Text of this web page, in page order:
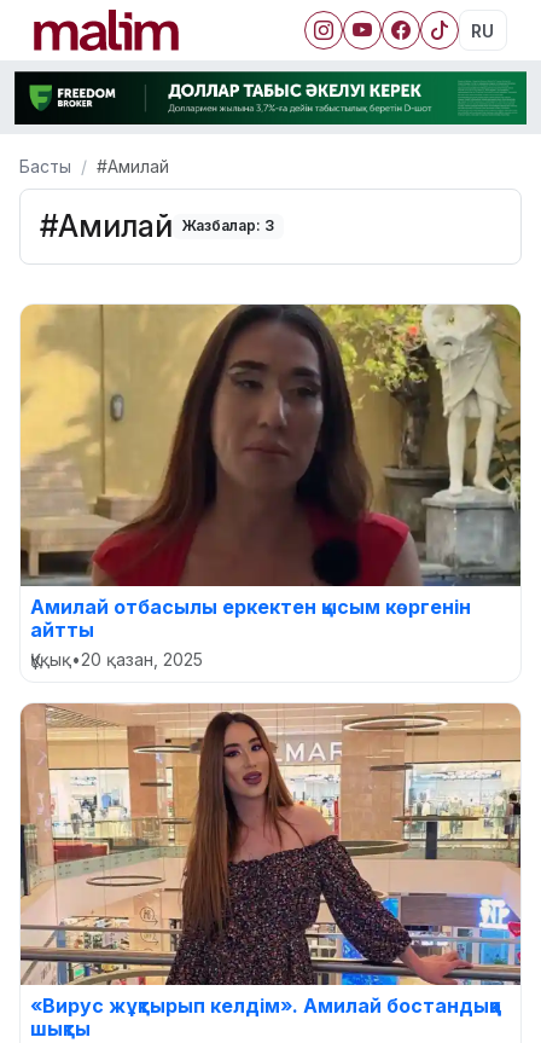
RU
Басты #Амилай
#Амилай Жазбалар: 3
Амилай отбасылы еркектен қысым көргенін
айтты
Құқық•20 қазан, 2025
«Вирус жұқтырып келдім». Амилай бостандыққа
шықты